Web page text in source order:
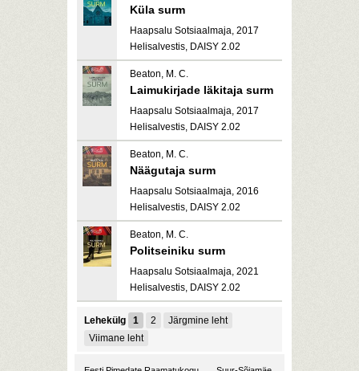
Küla surm
Haapsalu Sotsiaalmaja, 2017
Helisalvestis, DAISY 2.02
Beaton, M. C.
Laimukirjade läkitaja surm
Haapsalu Sotsiaalmaja, 2017
Helisalvestis, DAISY 2.02
Beaton, M. C.
Näägutaja surm
Haapsalu Sotsiaalmaja, 2016
Helisalvestis, DAISY 2.02
Beaton, M. C.
Politseiniku surm
Haapsalu Sotsiaalmaja, 2021
Helisalvestis, DAISY 2.02
Lehekülg 1 2
Järgmine leht
Viimane leht